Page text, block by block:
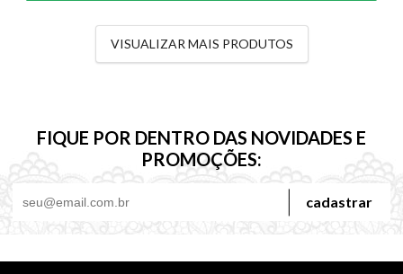
VISUALIZAR MAIS PRODUTOS
FIQUE POR DENTRO DAS NOVIDADES E
PROMOÇÕES:
cadastrar